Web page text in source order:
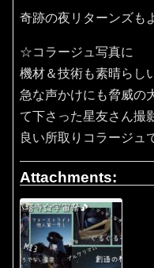
奇跡の夜リターンズも
☆コラージュ写真に
機材＆技術も素晴らし
急な声かけにも脅威の
て下さった星友さん撮
良い所取りコラージュ
Attachments: